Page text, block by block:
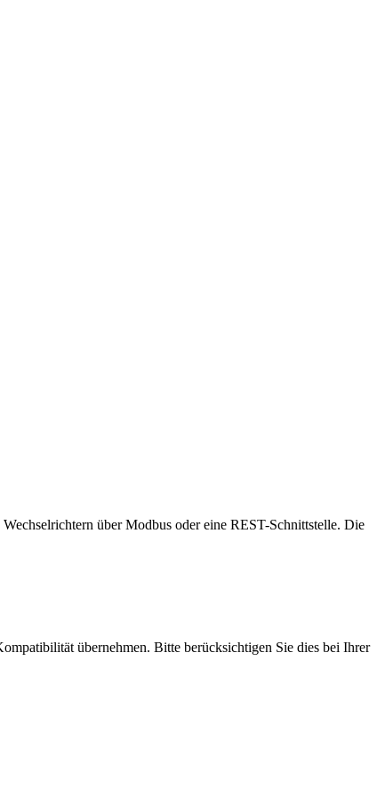
über Modbus oder eine REST-Schnittstelle. Die
übernehmen. Bitte berücksichtigen Sie dies bei Ihrer